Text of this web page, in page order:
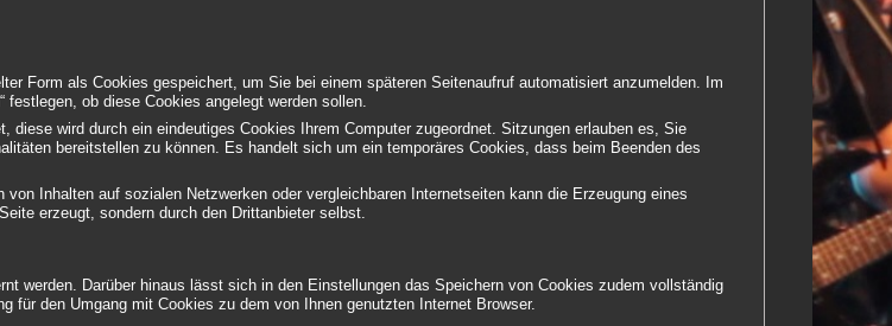
Form als Cookies gespeichert, um Sie bei einem späteren Seitenaufruf automatisiert anzumelden. Im
festlegen, ob diese Cookies angelegt werden sollen.
wird durch ein eindeutiges Cookies Ihrem Computer zugeordnet. Sitzungen erlauben es, Sie
bereitstellen zu können. Es handelt sich um ein temporäres Cookies, dass beim Beenden des
Inhalten auf sozialen Netzwerken oder vergleichbaren Internetseiten kann die Erzeugung eines
erzeugt, sondern durch den Drittanbieter selbst.
werden. Darüber hinaus lässt sich in den Einstellungen das Speichern von Cookies zudem vollständig
für den Umgang mit Cookies zu dem von Ihnen genutzten Internet Browser.